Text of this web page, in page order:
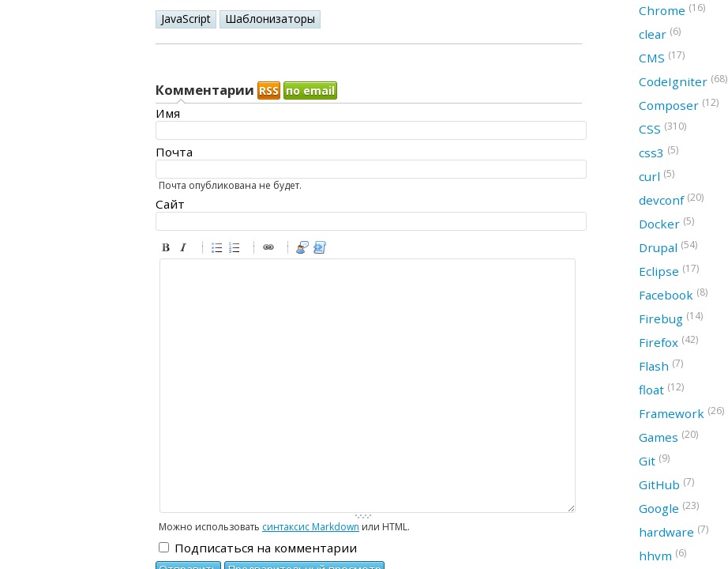
JavaScript Шаблонизаторы
Комментарии RSS по email
Имя
Почта
Почта опубликована не будет.
Сайт
-
-
-
-
-
-
Можно использовать синтаксис Markdown или HTML.
Подписаться на комментарии
Chrome (16)
clear (6)
CMS (17)
CodeIgniter (68)
Composer (12)
CSS (310)
css3 (5)
curl (5)
devconf (20)
Docker (5)
Drupal (54)
Eclipse (17)
Facebook (8)
Firebug (14)
Firefox (42)
Flash (7)
float (12)
Framework (26)
Games (20)
Git (9)
GitHub (7)
Google (23)
hardware (7)
hhvm (6)